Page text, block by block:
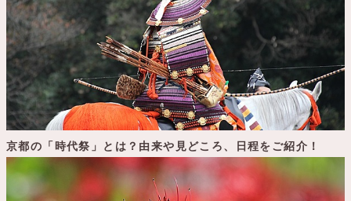
京都の「時代祭」とは？由来や見どころ、日程をご紹介！